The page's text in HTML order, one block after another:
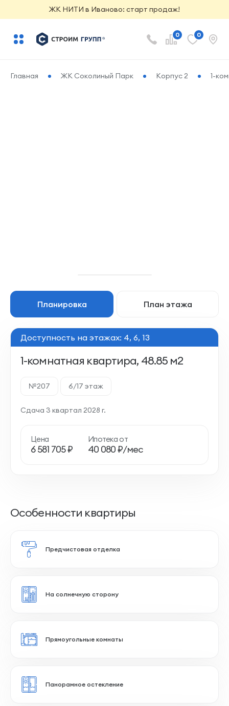
ЖК НИТИ в Иваново: старт продаж!
0 0
Главная ЖК Соколиный Парк Корпус 2 1-
Планировка План этажа
Доступность на этажах: 4, 6, 13
1-комнатная квартира, 48.85 м2
№207 6/17 этаж
Сдача 3 квартал 2028 г.
Цена
6 581 705 ₽
Ипотека от
40 080 ₽/мес
Особенности квартиры
Предчистовая отделка